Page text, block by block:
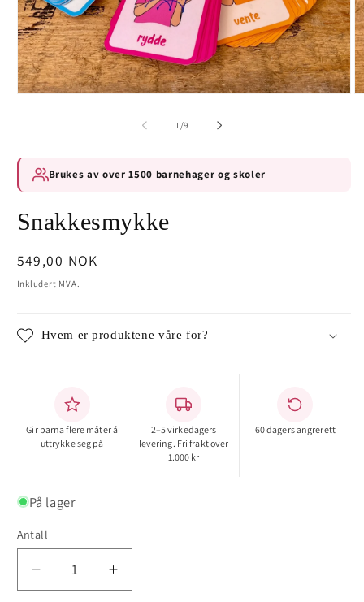
1/av
9
Brukes av over 1500 barnehager og skoler
Snakkesmykke
Vanlig
pris
549,00 NOK
Inkludert MVA.
Hvem er produktene våre for?
Gir barna flere måter å
uttrykke seg på
2–5 virkedagers
levering. Fri frakt over
1.000 kr
60 dagers angrerett
På lager
Antall
Antall
antallet
Øk
antallet